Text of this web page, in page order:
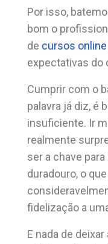
Por isso,
bom o
de cursos online
expectativas do
Cumprir com o
palavra já diz, é
insuficiente. Ir
realmente
ser a chave
duradouro, o
fidelização a
E nada de